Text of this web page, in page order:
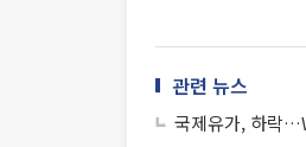
관련 뉴스
국제유가, 하락